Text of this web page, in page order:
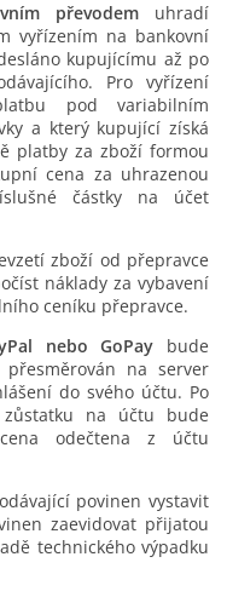
převodem uhradí
vyřízením na bankovní
kupujícímu až po
Pro vyřízení
pod variabilním
a který kupující získá
platby za zboží formou
cena za uhrazenou
částky na účet
zboží od přepravce
náklady za vybavení
ceníku přepravce.
nebo GoPay bude
na server
do svého účtu. Po
na účtu bude
odečtena z účtu
povinen vystavit
zaevidovat přijatou
technického výpadku